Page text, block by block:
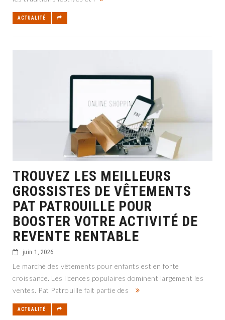
ACTUALITÉ
TROUVEZ LES MEILLEURS
GROSSISTES DE VÊTEMENTS
PAT PATROUILLE POUR
BOOSTER VOTRE ACTIVITÉ DE
REVENTE RENTABLE
juin 1, 2026
Le marché des vêtements pour enfants est en forte
croissance. Les licences populaires dominent largement les
ventes. Pat Patrouille fait partie des
ACTUALITÉ